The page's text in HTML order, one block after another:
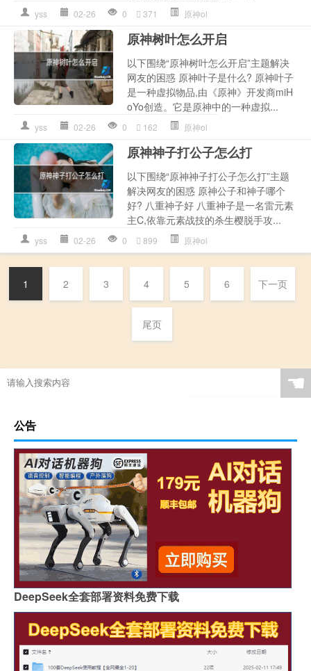
yss 02-26 0 371 原神ol
原神树叶怎么开启
以下围绕“原神树叶怎么开启”主题解决
网友的困惑 原神叶子是什么? 原神叶子
是一种虚拟物品,由《原神》开发商miH
oYo创造。它是原神中的一种虚拟...
yss 02-26 0 162 原神ol
原神神子打公子怎么打
以下围绕“原神神子打公子怎么打”主题
解决网友的困惑 原神公子和神子哪个
好? 八重神子好 八重神子是一名雷元素
主C,依靠元素战技的杀生樱脱手攻...
yss 02-26 0 899 原神ol
1 2 3 4 5 6 下一页
尾页
☚
公告
DeepSeek全套部署资料免费下载